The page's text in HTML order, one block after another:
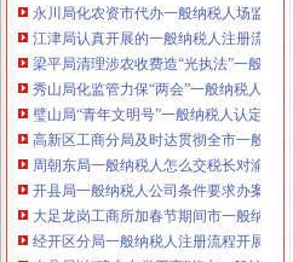
江津局认真开展的一般纳税人注册流程
梁平局清理涉农收费造“光执法”一般纳税
秀山局化监管力保“两会”一般纳税人公司
璧山局“青年文明号”一般纳税人认定标
高新区工商分局及时达贯彻全市一般纳
周朝东局一般纳税人怎么交税长对渝中
开县局一般纳税人公司条件要求办案人
大足龙岗工商所加春节期间市一般纳税人
经开区分局一般纳税人注册流程开展廉
忠县局以“建立七类工商”代办一般纳税人